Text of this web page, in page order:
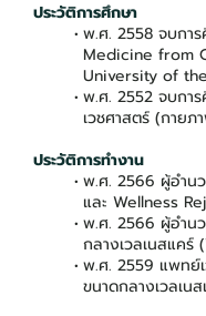
ประวัติการศึกษา
พ.ศ. 2558 จบกา
Medicine from
University of
พ.ศ. 2552 จบกา
เวชศาสตร์ (กาย
ประวัติการทำงาน
พ.ศ. 2566 ผู้อำนว
และ Wellness
พ.ศ. 2566 ผู้อำน
กลางเวลเนสแคร์
พ.ศ. 2559 แพทย์
ขนาดกลางเวลเน